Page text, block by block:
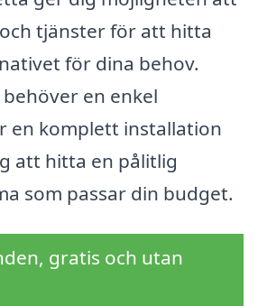
tjänster för att hitta
för dina behov.
en enkel
en komplett installation
att hitta en pålitlig
som passar din budget.
gratis och utan